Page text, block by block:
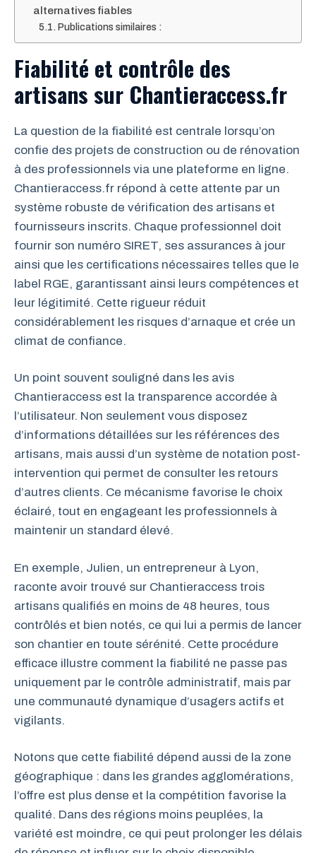
alternatives fiables
Publications similaires :
Fiabilité et contrôle des
artisans sur Chantieraccess.fr
La question de la fiabilité est centrale lorsqu’on
confie des projets de construction ou de rénovation
à des professionnels via une plateforme en ligne.
Chantieraccess.fr répond à cette attente par un
système robuste de vérification des artisans et
fournisseurs inscrits. Chaque professionnel doit
fournir son numéro SIRET, ses assurances à jour
ainsi que les certifications nécessaires telles que le
label RGE, garantissant ainsi leurs compétences et
leur légitimité. Cette rigueur réduit
considérablement les risques d’arnaque et crée un
climat de confiance.
Un point souvent souligné dans les avis
Chantieraccess est la transparence accordée à
l’utilisateur. Non seulement vous disposez
d’informations détaillées sur les références des
artisans, mais aussi d’un système de notation post-
intervention qui permet de consulter les retours
d’autres clients. Ce mécanisme favorise le choix
éclairé, tout en engageant les professionnels à
maintenir un standard élevé.
En exemple, Julien, un entrepreneur à Lyon,
raconte avoir trouvé sur Chantieraccess trois
artisans qualifiés en moins de 48 heures, tous
contrôlés et bien notés, ce qui lui a permis de lancer
son chantier en toute sérénité. Cette procédure
efficace illustre comment la fiabilité ne passe pas
uniquement par le contrôle administratif, mais par
une communauté dynamique d’usagers actifs et
vigilants.
Notons que cette fiabilité dépend aussi de la zone
géographique : dans les grandes agglomérations,
l’offre est plus dense et la compétition favorise la
qualité. Dans des régions moins peuplées, la
variété est moindre, ce qui peut prolonger les délais